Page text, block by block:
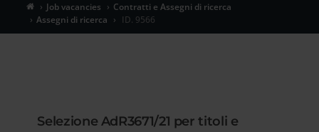
Job vacancies
Contratti e Assegni di ricerca
Assegni di ricerca
ID. 9566
Selezione AdR3671/21 per titoli e